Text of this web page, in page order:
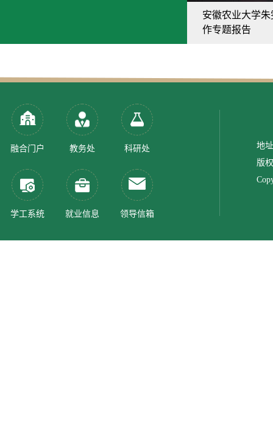
安徽农业大学
作专题报告
融合门户 教务处 科研处
学工系统 就业信息 领导信箱
地
版